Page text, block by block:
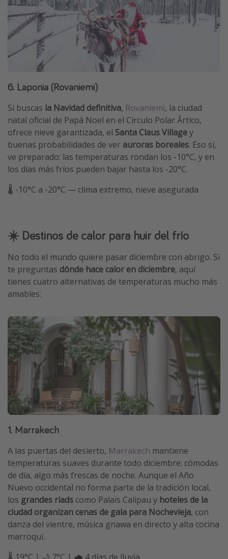
6. Laponia (Rovaniemi)
Si buscas la Navidad definitiva, Rovaniemi, la ciudad
natal oficial de Papá Noel en el Círculo Polar Ártico,
ofrece nieve garantizada, el Santa Claus Villagey
buenas probabilidades de ver auroras boreales. Eso sí,
ve preparado: las temperaturas rondan los -10°C, y en
los días más fríos pueden bajar hasta los -20°C.
🌡️ -10°C a -20°C — clima extremo, nieve asegurada
☀️ Destinos de calor para huir del frío
No todo el mundo quiere pasar diciembre con abrigo. Si
te preguntas dónde hace calor en diciembre, aquí
tienes cuatro alternativas de temperaturas mucho más
amables:
1. Marrakech
A las puertas del desierto, Marrakech mantiene
temperaturas suaves durante todo diciembre: cómodas
de día, algo más frescas de noche. Aunque el Año
Nuevo occidental no forma parte de la tradición local,
los grandes riads como Palais Calipau y hoteles de la
ciudad organizan cenas de gala para Nochevieja, con
danza del vientre, música gnawa en directo y alta cocina
marroquí.